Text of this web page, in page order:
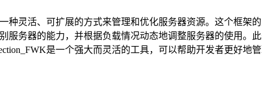
种灵活、可扩展的方式来管理和优化服务器资源。这个框
服务器的能力，并根据负载情况动态地调整服务器的使用
是一个强大而灵活的工具，可以帮助开发者更好地